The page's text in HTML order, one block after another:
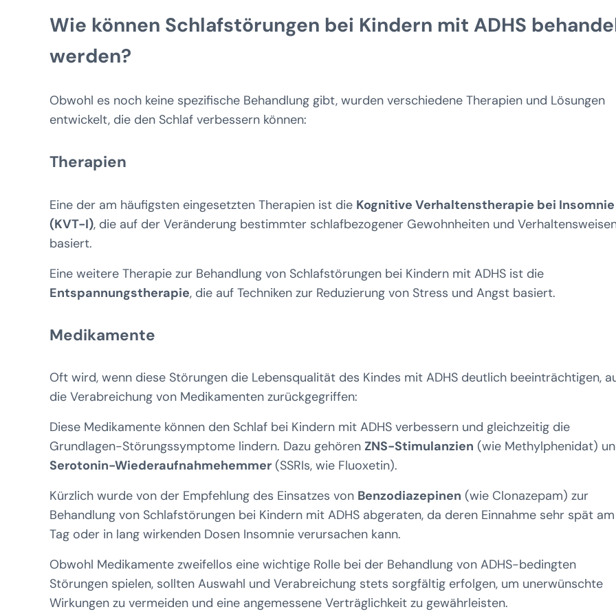
Wie können Schlafstörungen bei Kindern mit ADHS
werden?
Obwohl es noch keine spezifische Behandlung gibt, wurden verschiedene Therapien und Lösungen
entwickelt, die den Schlaf verbessern können:
Therapien
Eine der am häufigsten eingesetzten Therapien ist die Kognitive Verhaltenstherapie bei Insomnie
(KVT-I), die auf der Veränderung bestimmter schlafbezogener Gewohnheiten und
basiert.
Eine weitere Therapie zur Behandlung von Schlafstörungen bei Kindern mit ADHS ist die
Entspannungstherapie, die auf Techniken zur Reduzierung von Stress und Angst basiert.
Medikamente
Oft wird, wenn diese Störungen die Lebensqualität des Kindes mit ADHS deutlich beeinträchtigen,
die Verabreichung von Medikamenten zurückgegriffen:
Diese Medikamente können den Schlaf bei Kindern mit ADHS verbessern und gleichzeitig die
Grundlagen-Störungssymptome lindern. Dazu gehören ZNS-Stimulanzien (wie Methylphenidat)
Serotonin-Wiederaufnahmehemmer (SSRIs, wie Fluoxetin).
Kürzlich wurde von der Empfehlung des Einsatzes von Benzodiazepinen (wie Clonazepam) zur
Behandlung von Schlafstörungen bei Kindern mit ADHS abgeraten, da deren Einnahme sehr spät am
Tag oder in lang wirkenden Dosen Insomnie verursachen kann.
Obwohl Medikamente zweifellos eine wichtige Rolle bei der Behandlung von ADHS-bedingten
Störungen spielen, sollten Auswahl und Verabreichung stets sorgfältig erfolgen, um unerwünschte
Wirkungen zu vermeiden und eine angemessene Verträglichkeit zu gewährleisten.